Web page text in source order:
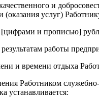
и
(оказания услуг)
[цифрами и прописью]
работы
и времени отдыха
Работником
устанавливается: